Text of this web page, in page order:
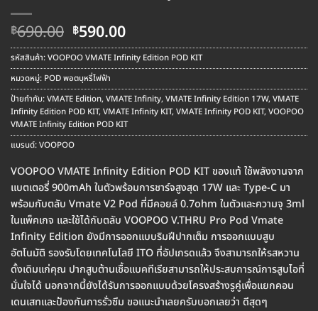
฿690.00 Original
price
was:
฿690.00.
฿590.00Current
price
is:
฿590.00.
รหัสสินค้า:VOOPOO VMATE Infinity Edition POD KIT
หมวดหมู่: POD พอตบุหรี่ไฟฟ้า
ป้ายกำกับ:VMATE Edition, VMATE Infinity, VMATE Infinity Edition 17W, VMATE
Infinity Edition POD KIT, VMATE Infinity KIT, VMATE Infinity POD KIT, VOOPOO
VMATE Infinity Edition POD KIT
แบรนด์:VOOPOO
VOOPOO VMATE Infinity Edition POD KIT ของแท้ ใช้พลังงานจาก
แบตเตอรี่ 900mAh ในตัวพร้อมการชาร์จสูงสุด 17W และ Type-C มา
พร้อมกับตลับ Vmate V2 Pod ที่มีคอยล์ 0.7ohm ในตัวและความจุ 3ml
ในแพ็คเกจ และใช้ได้กับตลับ VOOPOO V.THRU Pro Pod Vmate
Infinity Edition ยังมีการออกแบบริมฝีปากเต็ม การออกแบบสูบ
อัตโนมัติ รองรับโดยเทคโนโลยี ITO ที่อัปเกรดแล้ว จึงสามารถให้รสหวาน
ดั้งเดิมแก่คุณ ปากสูบต้านเชื้อแบคทีเรียสามารถให้ประสบการณ์การสูบไอที่
มั่นใจได้ นอกจากนี้ยังได้รับการออกแบบด้วยโครงสร้างรูคู่เพื่อแยกคอน
เดนเสทและป้องกันการรั่วซึม ขอแนะนำเลยครับบอกเลยว่า ดีสุดๆ